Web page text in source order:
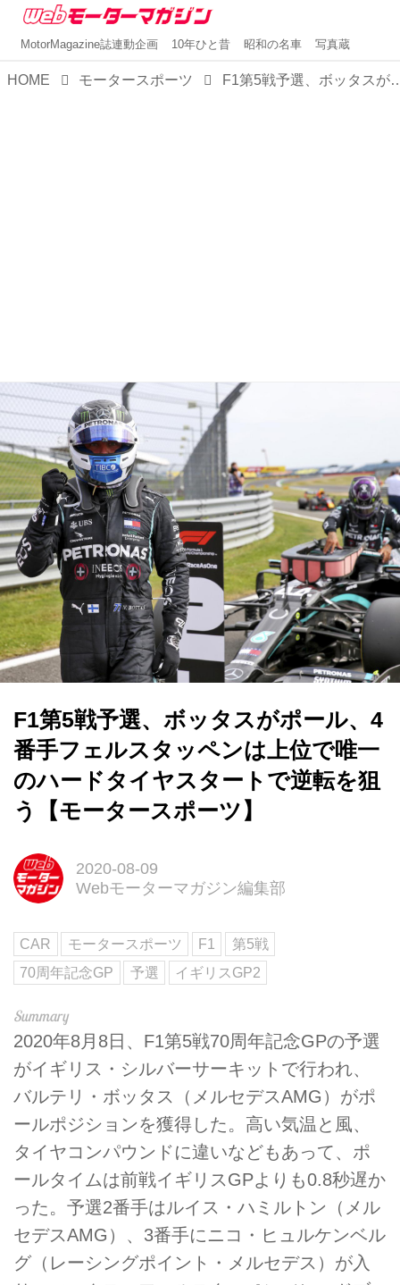
MotorMagazine誌連動企画 10年ひと昔 昭和の名車 写真蔵
HOME モータースポーツ F1第5戦予選、ボッタスがポール、4番手フェルスタッペンは上位で唯
F1第5戦予選、ボッタスがポール、4
番手フェルスタッペンは上位で唯一
のハードタイヤスタートで逆転を狙
う【モータースポーツ】
2020-08-09
Webモーターマガジン編集部
CAR モータースポーツ F1
第5戦
70周年記念GP
予選 イギリスGP2
2020年8月8日、F1第5戦70周年記念GPの予選
がイギリス・シルバーサーキットで行われ、
バルテリ・ボッタス（メルセデスAMG）がポ
ールポジションを獲得した。高い気温と風、
タイヤコンパウンドに違いなどもあって、ポ
ールタイムは前戦イギリスGPよりも0.8秒遅か
った。予選2番手はルイス・ハミルトン（メル
セデスAMG）、3番手にニコ・ヒュルケンベル
グ（レーシングポイント・メルセデス）が入